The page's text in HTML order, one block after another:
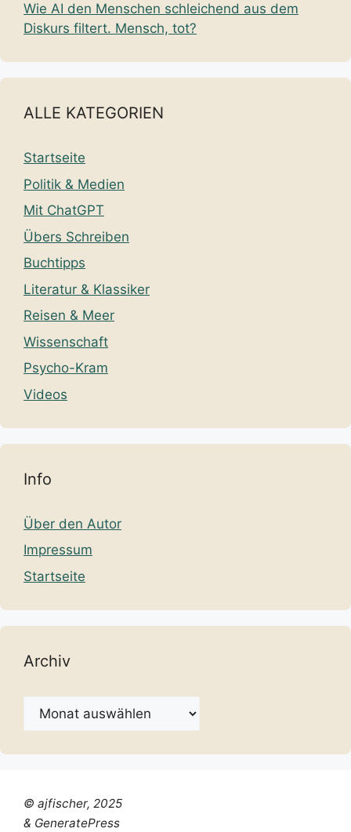
Wie AI den Menschen schleichend aus dem
Diskurs filtert. Mensch, tot?
ALLE KATEGORIEN
Startseite
Politik & Medien
Mit ChatGPT
Übers Schreiben
Buchtipps
Literatur & Klassiker
Reisen & Meer
Wissenschaft
Psycho-Kram
Videos
Info
Über den Autor
Impressum
Startseite
Archiv
Archiv
© ajfischer, 2025
& GeneratePress